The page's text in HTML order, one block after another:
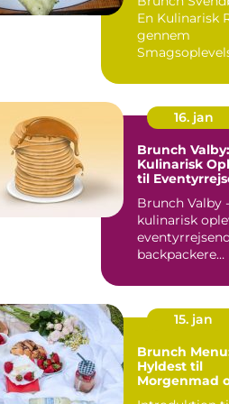
Omgivelser
En Kulinarisk
gennem
16. jan
Brunch
Kulinarisk
til
Brunch Valby
kulinarisk
backpackere
15. jan
Brunch
Hyldest til
Morgenmad